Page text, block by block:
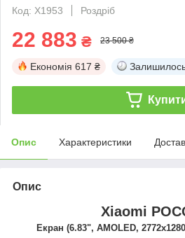
Код: X1953
Роздріб
22 883 ₴ 23 500 ₴
Економія 617 ₴
Опис Характеристики
Опис
Xiaomi
Екран (6.83", AMOLED, 2772x1280